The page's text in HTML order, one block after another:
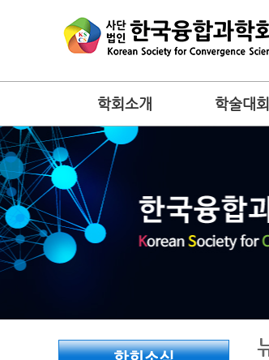
학회소개 학술대회